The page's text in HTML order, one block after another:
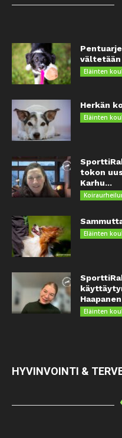
vältetään
Eläinten
Herkän
Eläinten
tokon
Karhu...
Eläinten
Eläinten
HYVINVOINTI &